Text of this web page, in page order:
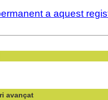
a aquest
avançat